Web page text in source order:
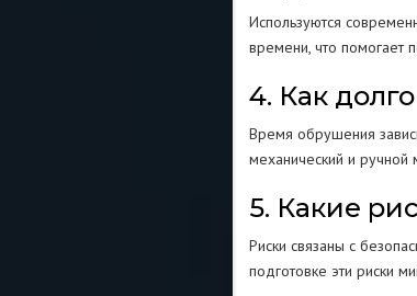
Используются
времени, что помогает
4. Как
Время обрушения
механический и
5. Какие
Риски связаны с
подготовке эти риски